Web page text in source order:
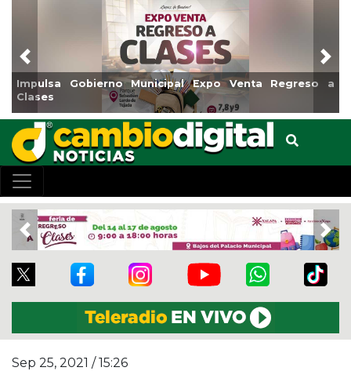
Impulsa Gobierno Municipal Expo Venta Regreso a
Clases
Previous
Previous
Sep 25, 2021 / 15:26